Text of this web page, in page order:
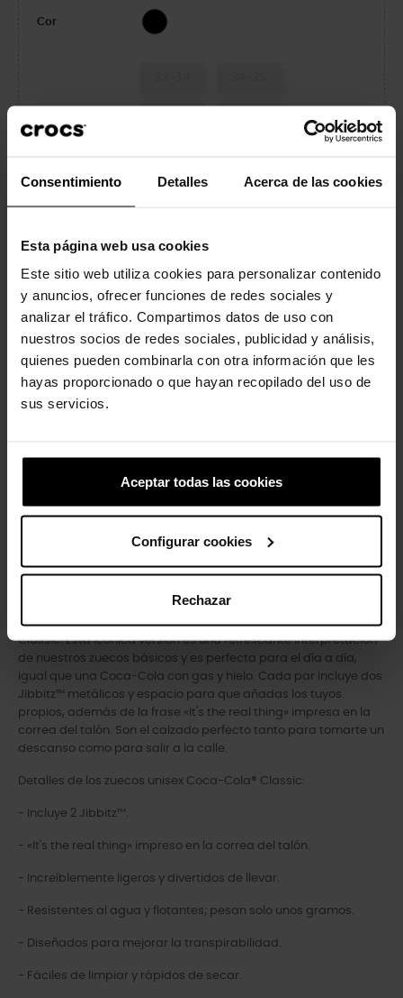
Consentimiento Detalles Acerca de las cookies
Esta página web usa cookies
Este sitio web utiliza cookies para personalizar contenido
y anuncios, ofrecer funciones de redes sociales y
analizar el tráfico. Compartimos datos de uso con
nuestros socios de redes sociales, publicidad y análisis,
quienes pueden combinarla con otra información que les
hayas proporcionado o que hayan recopilado del uso de
sus servicios.
Aceptar todas las cookies
Configurar cookies
Rechazar
Cor Multi
Tallas Unisex
46-47 48-49
Ver guía de tallas
ADICIONAR AO CARRINHO
Partilhar Tweet Pinterest
Descrição Dados do produto
Si quieres lo auténtico, elige los zuecos Coca-Cola®
Classic. Esta icónica versión es una refrescante interpretación
de nuestros zuecos básicos y es perfecta para el día a día,
igual que una Coca-Cola con gas y hielo. Cada par incluye dos
Jibbitz™ metálicos y espacio para que añadas los tuyos
propios, además de la frase «It's the real thing» impresa en la
correa del talón. Son el calzado perfecto tanto para tomarte un
descanso como para salir a la calle.
Detalles de los zuecos unisex Coca-Cola® Classic:
- Incluye 2 Jibbitz™.
- «It's the real thing» impreso en la correa del talón.
- Increíblemente ligeros y divertidos de llevar.
- Resistentes al agua y flotantes; pesan solo unos gramos.
- Diseñados para mejorar la transpirabilidad.
- Fáciles de limpiar y rápidos de secar.